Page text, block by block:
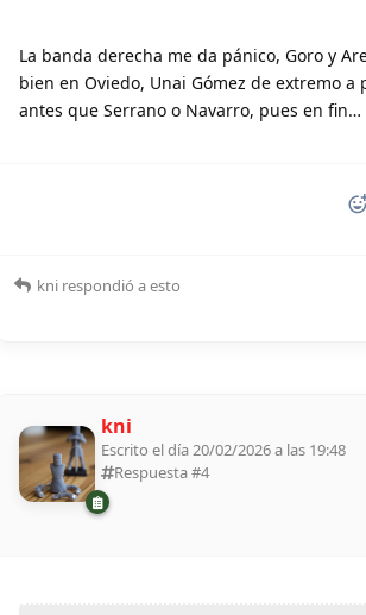
La banda derecha me da pánico, Goro y
bien en Oviedo, Unai Gómez de extremo a
antes que Serrano o Navarro, pues en fin…
kni respondió a esto
kni
Escrito el día 20/02/2026 a las 19:48
Respuesta #4